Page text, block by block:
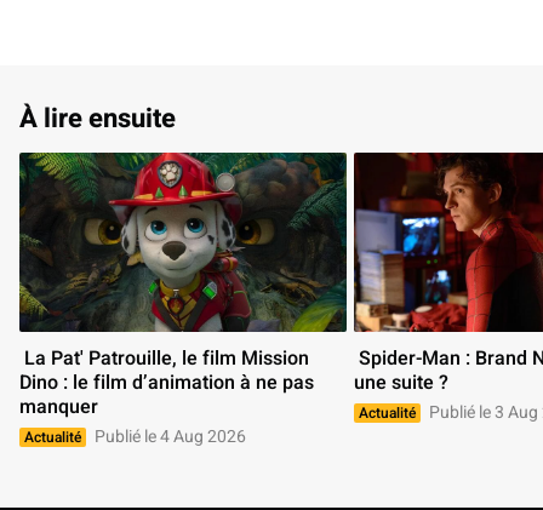
À lire ensuite
Dino : le film d’animation à ne pas
manquer
Actualité Publié le 4 Aug 2026
une suite ?
Actualité Publié le 3